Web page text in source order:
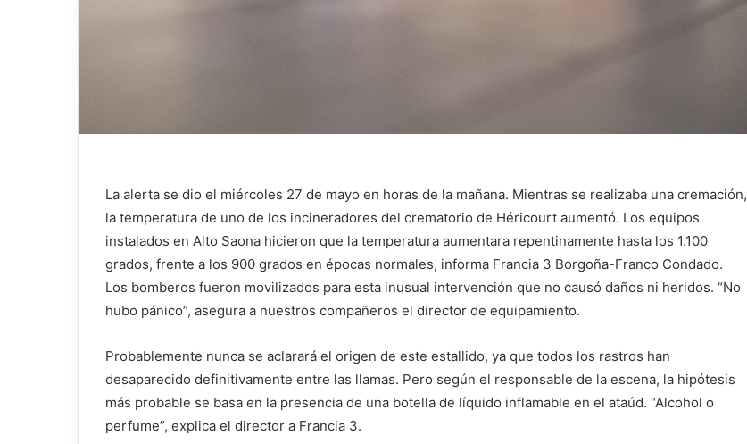
La alerta se dio el miércoles 27 de mayo en horas de la mañana. Mientras se realizaba una cremación,
la temperatura de uno de los incineradores del crematorio de Héricourt aumentó. Los equipos
instalados en Alto Saona hicieron que la temperatura aumentara repentinamente hasta los 1.100
grados, frente a los 900 grados en épocas normales, informa Francia 3 Borgoña-Franco Condado.
Los bomberos fueron movilizados para esta inusual intervención que no causó daños ni heridos. “No
hubo pánico”, asegura a nuestros compañeros el director de equipamiento.
Probablemente nunca se aclarará el origen de este estallido, ya que todos los rastros han
desaparecido definitivamente entre las llamas. Pero según el responsable de la escena, la hipótesis
más probable se basa en la presencia de una botella de líquido inflamable en el ataúd. “Alcohol o
perfume”, explica el director a Francia 3.